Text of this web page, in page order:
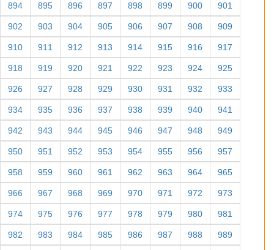
894 895 896 897 898 899 900 901
902 903 904 905 906 907 908 909
910 911 912 913 914 915 916 917
918 919 920 921 922 923 924 925
926 927 928 929 930 931 932 933
934 935 936 937 938 939 940 941
942 943 944 945 946 947 948 949
950 951 952 953 954 955 956 957
958 959 960 961 962 963 964 965
966 967 968 969 970 971 972 973
974 975 976 977 978 979 980 981
982 983 984 985 986 987 988 989